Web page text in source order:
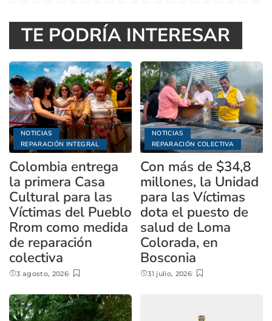
TE PODRÍA INTERESAR
NOTICIAS
REPARACIÓN INTEGRAL
Colombia entrega
la primera Casa
Cultural para las
Víctimas del Pueblo
Rrom como medida
de reparación
colectiva
3 agosto, 2026
NOTICIAS
REPARACIÓN COLECTIVA
Con más de $34,8
millones, la Unidad
para las Víctimas
dota el puesto de
salud de Loma
Colorada, en
Bosconia
31 julio, 2026